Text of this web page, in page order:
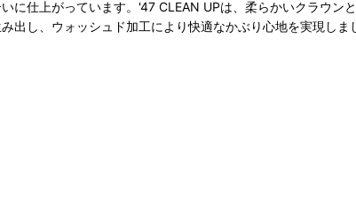
仕上がっています。'47 CLEAN UPは、柔らかいクラウン
し、ウォッシュド加工により快適なかぶり心地を実現しま